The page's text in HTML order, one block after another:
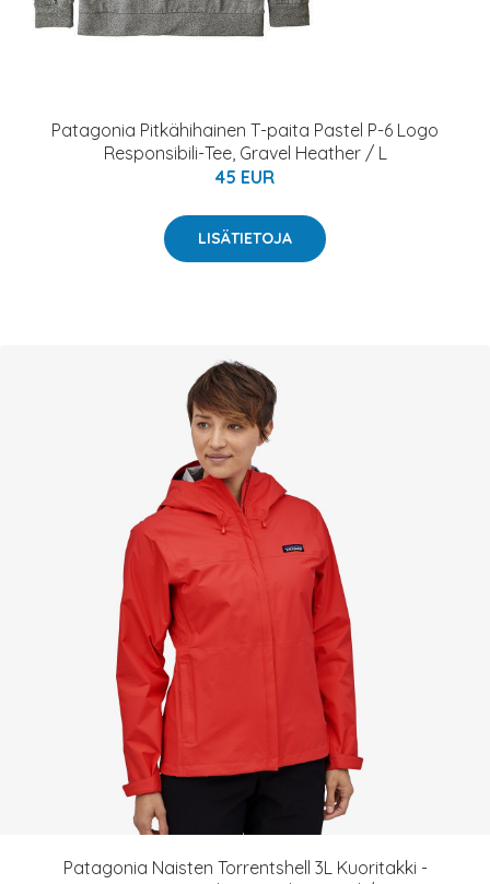
Patagonia Pitkähihainen T-paita Pastel P-6 Logo
Responsibili-Tee, Gravel Heather / L
45 EUR
LISÄTIETOJA
Patagonia Naisten Torrentshell 3L Kuoritakki -